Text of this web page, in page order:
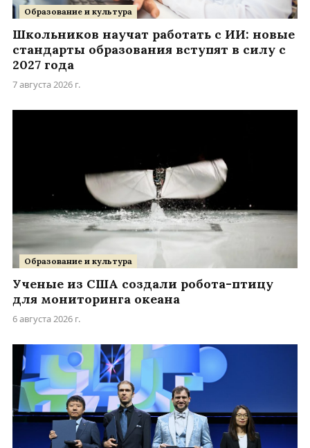
Образование и культура
Школьников научат работать с ИИ: новые
стандарты образования вступят в силу с
2027 года
7 августа 2026 г.
Образование и культура
Ученые из США создали робота-птицу
для мониторинга океана
6 августа 2026 г.